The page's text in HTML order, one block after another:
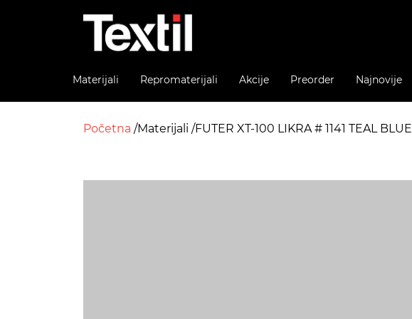
Materijali Repromaterijali Akcije Preorder Najnovije
Početna Materijali FUTER XT-100 LIKRA # 1141 TEAL BLUE